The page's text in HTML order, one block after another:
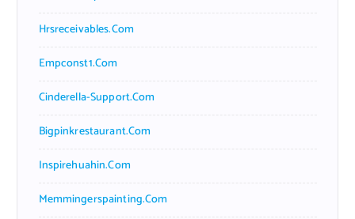
Hrsreceivables.com
Empconst1.com
Cinderella-Support.com
Bigpinkrestaurant.com
Inspirehuahin.com
Memmingerspainting.com